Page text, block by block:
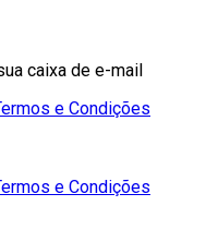
caixa de e-mail
e Condições
e Condições